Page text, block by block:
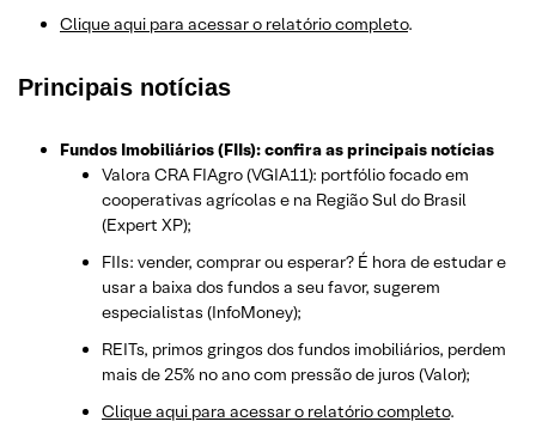
Clique aqui para acessar o relatório completo.
Principais notícias
Fundos Imobiliários (FIIs): confira as principais notícias
Valora CRA FIAgro (VGIA11): portfólio focado em
cooperativas agrícolas e na Região Sul do Brasil
(Expert XP);
FIIs: vender, comprar ou esperar? É hora de estudar e
usar a baixa dos fundos a seu favor, sugerem
especialistas (InfoMoney);
REITs, primos gringos dos fundos imobiliários, perdem
mais de 25% no ano com pressão de juros (Valor);
Clique aqui para acessar o relatório completo.